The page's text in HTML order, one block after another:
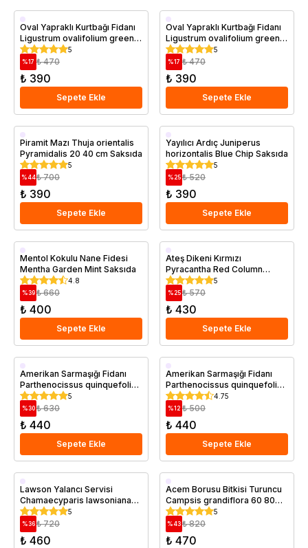
Saksıda
Oval Yapraklı Kurtbağı Fidanı
Ligustrum ovalifolium green
Diamond 80 100 cm
5
%17 ₺ 470
₺ 390
Sepete Ekle
Saksıda
Oval Yapraklı Kurtbağı Fidanı
Ligustrum ovalifolium green
Diamond 80 100 cm Saksıda
5
%17 ₺ 470
₺ 390
Sepete Ekle
Saksıda
Piramit Mazı Thuja orientalis
Pyramidalis 20 40 cm Saksıda
5
%44₺ 700
₺ 390
Sepete Ekle
Saksıda
Yayılıcı Ardıç Juniperus
horizontalis Blue Chip Saksıda
5
% 25 ₺ 520
₺ 390
Sepete Ekle
Saksıda
Mentol Kokulu Nane Fidesi
Mentha Garden Mint Saksıda
4.8
%39 ₺ 660
₺ 400
Sepete Ekle
Saksıda
Ateş Dikeni Kırmızı
Pyracantha Red Column
Saksıda
5
% 25 ₺ 570
₺ 430
Sepete Ekle
Saksıda
Amerikan Sarmaşığı Fidanı
Parthenocissus quinquefolia
40 60 cm Saksıda
5
%30 ₺ 630
₺ 440
Sepete Ekle
Saksıda
Amerikan Sarmaşığı Fidanı
Parthenocissus quinquefolia
40 cm
4.75
%12 ₺ 500
₺ 440
Sepete Ekle
Saksıda
Lawson Yalancı Servisi
Chamaecyparis lawsoniana
Ellwoodii 10 20 cm
5
%36 ₺ 720
₺ 460
Saksıda
Acem Borusu Bitkisi Turuncu
Campsis grandiflora 60 80
cm Saksıda5
%43 ₺ 820
₺ 470